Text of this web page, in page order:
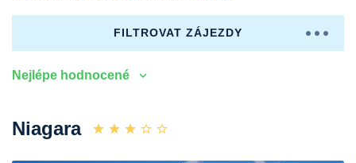
FILTROVAT ZÁJEZDY
Nejlépe hodnocené
Niagara